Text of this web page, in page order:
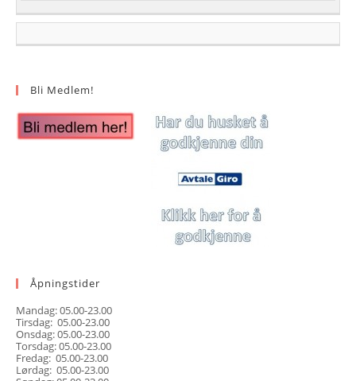
Bli Medlem!
Åpningstider
Mandag: 05.00-23.00
Tirsdag: 05.00-23.00
Onsdag: 05.00-23.00
Torsdag: 05.00-23.00
Fredag: 05.00-23.00
Lørdag: 05.00-23.00